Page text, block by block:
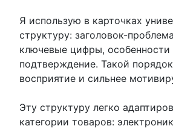
Я использую в карточках
структуру: заголовок-
ключевые цифры, особенности
подтверждение. Такой
восприятие и сильнее
Эту структуру легко
категории товаров: